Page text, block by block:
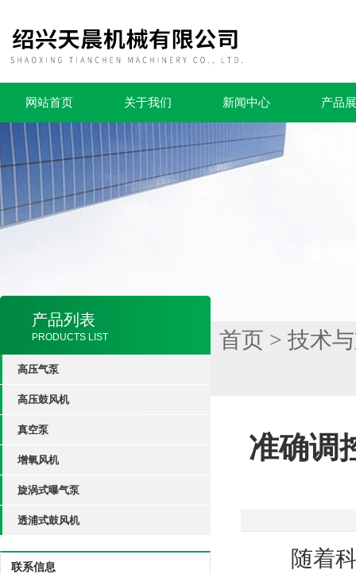
网站首页 关于我们 新闻中心 产品
产品列表
PRODUCTS LIST
高压气泵
高压鼓风机
真空泵
增氧风机
旋涡式曝气泵
透浦式鼓风机
联系信息
首页 > 技术
准确调
随着科技